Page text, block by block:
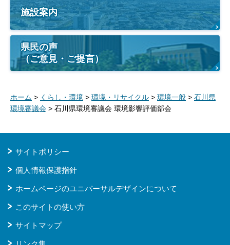
施設案内
県民の声
（ご意見・ご提言）
ホーム > くらし・環境 > 環境・リサイクル > 環境一般 > 石川県
環境審議会 > 石川県環境審議会 環境影響評価部会
サイトポリシー
個人情報保護指針
ホームページのユニバーサルデザインについて
このサイトの使い方
サイトマップ